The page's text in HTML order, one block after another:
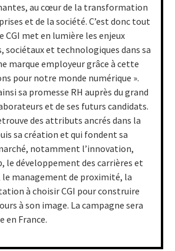
au cœur de la transformation
et de la société. C’est donc tout
met en lumière les enjeux
sociétaux et technologiques dans sa
marque employeur grâce à cette
pour notre monde numérique ».
sa promesse RH auprès du grand
et de ses futurs candidats.
des attributs ancrés dans la
sa création et qui fondent sa
notamment l’innovation,
le développement des carrières et
le management de proximité, la
à choisir CGI pour construire
à son image. La campagne sera
en France.